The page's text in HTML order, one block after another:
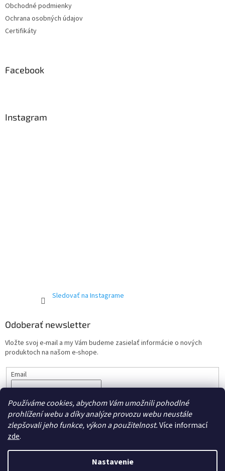
Používáme cookies, abychom Vám umožnili pohodlné
prohlížení webu a díky analýze provozu webu neustále
zlepšovali jeho funkce, výkon a použitelnost.Více informací
zde.
Nastavenie
Obchodné podmienky
Ochrana osobných údajov
Certifikáty
Facebook
Instagram
Sledovať na Instagrame
Odoberať newsletter
Vložte svoj e-mail a my Vám budeme zasielať informácie o nových
produktoch na našom e-shope.
Email
údajov.
PRIHLÁSIŤ SA
Vytvoril Shoptet